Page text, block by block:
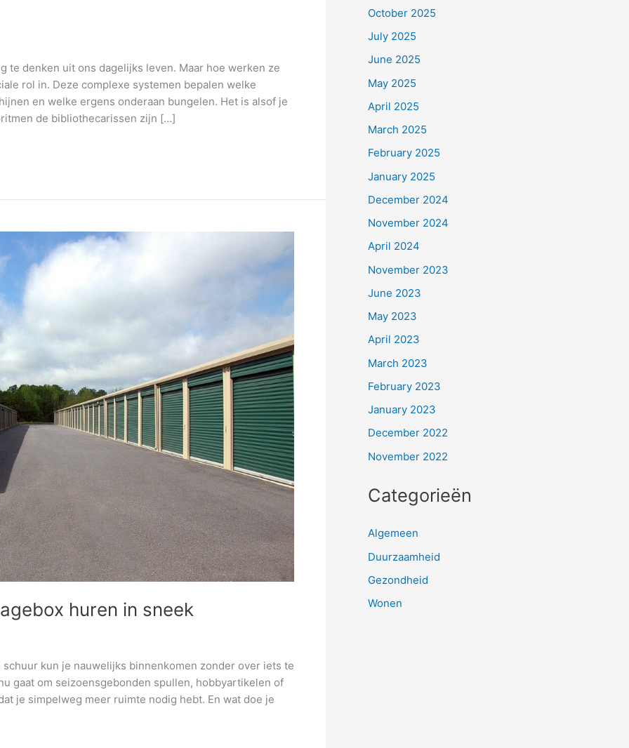
te denken uit ons dagelijks leven. Maar hoe werken ze
rol in. Deze complexe systemen bepalen welke
en welke ergens onderaan bungelen. Het is alsof je
de bibliothecarissen zijn […]
huren in sneek
kun je nauwelijks binnenkomen zonder over iets te
gaat om seizoensgebonden spullen, hobbyartikelen of
je simpelweg meer ruimte nodig hebt. En wat doe je
October 2025
July 2025
June 2025
May 2025
April 2025
March 2025
February 2025
January 2025
December 2024
November 2024
April 2024
November 2023
June 2023
May 2023
April 2023
March 2023
February 2023
January 2023
December 2022
November 2022
Categorieën
Algemeen
Duurzaamheid
Gezondheid
Wonen